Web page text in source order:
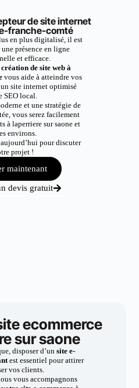
de site internet
franche-comté
en plus digitalisé, il est
présence en ligne
et efficace.
de site web à
vous aide à atteindre vos
site internet optimisé
SEO local.
et une stratégie de
vous serez facilement
à laperriere sur saone et
environs.
pour discuter
projet !
maintenant
devis gratuit
ecommerce
sur saone
disposer d’un site e-
est essentiel pour attirer
vos clients.
vous accompagnons